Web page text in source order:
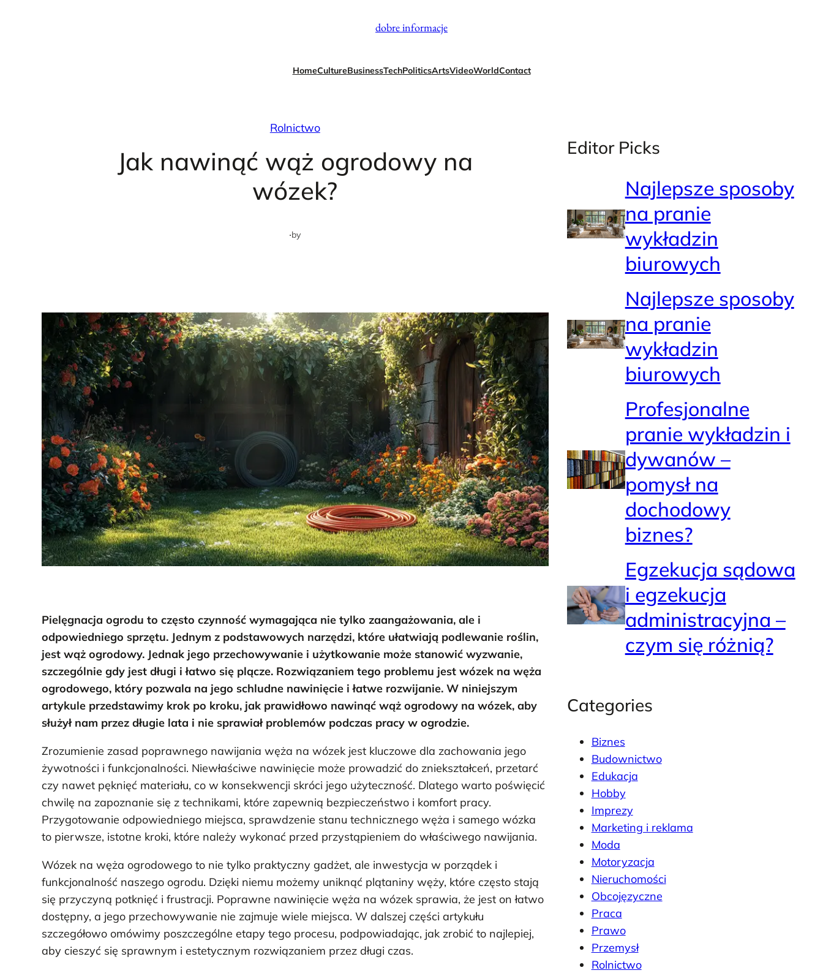
dobre informacje
HomeCultureBusinessTechPoliticsArtsVideoWorldContact
Rolnictwo
Jak nawinąć wąż ogrodowy na
wózek?
·by
Pielęgnacja ogrodu to często czynność wymagająca nie tylko zaangażowania, ale i
odpowiedniego sprzętu. Jednym z podstawowych narzędzi, które ułatwiają podlewanie roślin,
jest wąż ogrodowy. Jednak jego przechowywanie i użytkowanie może stanowić wyzwanie,
szczególnie gdy jest długi i łatwo się plącze. Rozwiązaniem tego problemu jest wózek na węża
ogrodowego, który pozwala na jego schludne nawinięcie i łatwe rozwijanie. W niniejszym
artykule przedstawimy krok po kroku, jak prawidłowo nawinąć wąż ogrodowy na wózek, aby
służył nam przez długie lata i nie sprawiał problemów podczas pracy w ogrodzie.
Zrozumienie zasad poprawnego nawijania węża na wózek jest kluczowe dla zachowania jego
żywotności i funkcjonalności. Niewłaściwe nawinięcie może prowadzić do zniekształceń, przetarć
czy nawet pęknięć materiału, co w konsekwencji skróci jego użyteczność. Dlatego warto poświęcić
chwilę na zapoznanie się z technikami, które zapewnią bezpieczeństwo i komfort pracy.
Przygotowanie odpowiedniego miejsca, sprawdzenie stanu technicznego węża i samego wózka
to pierwsze, istotne kroki, które należy wykonać przed przystąpieniem do właściwego nawijania.
Wózek na węża ogrodowego to nie tylko praktyczny gadżet, ale inwestycja w porządek i
funkcjonalność naszego ogrodu. Dzięki niemu możemy uniknąć plątaniny węży, które często stają
się przyczyną potknięć i frustracji. Poprawne nawinięcie węża na wózek sprawia, że jest on łatwo
dostępny, a jego przechowywanie nie zajmuje wiele miejsca. W dalszej części artykułu
szczegółowo omówimy poszczególne etapy tego procesu, podpowiadając, jak zrobić to najlepiej,
aby cieszyć się sprawnym i estetycznym rozwiązaniem przez długi czas.
Editor Picks
Najlepsze sposoby
na pranie
wykładzin
biurowych
Najlepsze sposoby
na pranie
wykładzin
biurowych
Profesjonalne
pranie wykładzin i
dywanów –
pomysł na
dochodowy
biznes?
Egzekucja sądowa
i egzekucja
administracyjna –
czym się różnią?
Categories
Biznes
Budownictwo
Edukacja
Hobby
Imprezy
Marketing i reklama
Moda
Motoryzacja
Nieruchomości
Obcojęzyczne
Praca
Prawo
Przemysł
Rolnictwo